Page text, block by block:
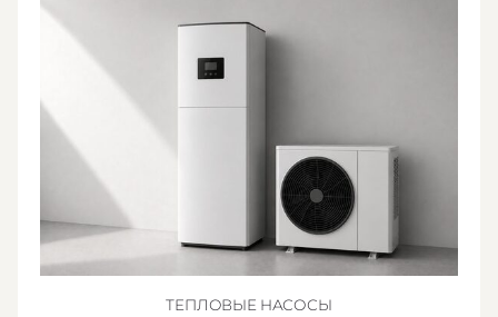
ТЕПЛОВЫЕ НАСОСЫ